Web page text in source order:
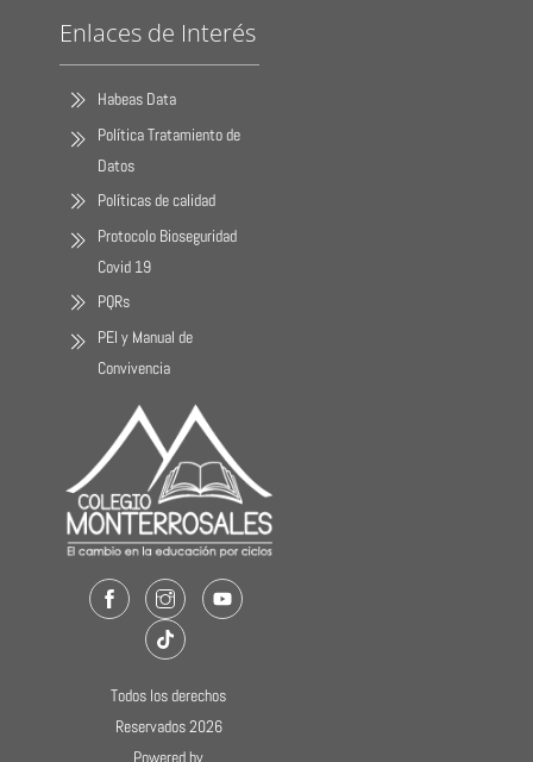
Enlaces de Interés
Habeas Data
Política Tratamiento de
Datos
Políticas de calidad
Protocolo Bioseguridad
Covid 19
PQRs
PEI y Manual de
Convivencia
FacebookInstagramYoutube
TikTok
Todos los derechos
Reservados 2026
Powered by